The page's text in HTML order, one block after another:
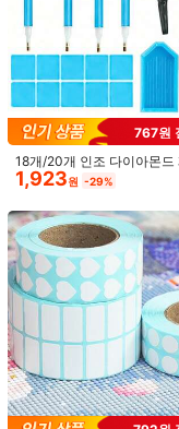
4.80 307
4.80 307
307
4.80 307
307 팔
4.80 307
307
팔로잉
마음에 드실 거예요.
추천순 도구 & 가정 개
60ml/120ml 다이아몬드 페
즐용 실링 접착제, 새로운
767원
18개/20개 인조 다이아몬드
키트, DIY 5D 다이아몬드 페
서리 십자수 키트, 다이아몬
포함, 성인 DIY 공예 크리스
선물용으로 적합
1,923원 -29%